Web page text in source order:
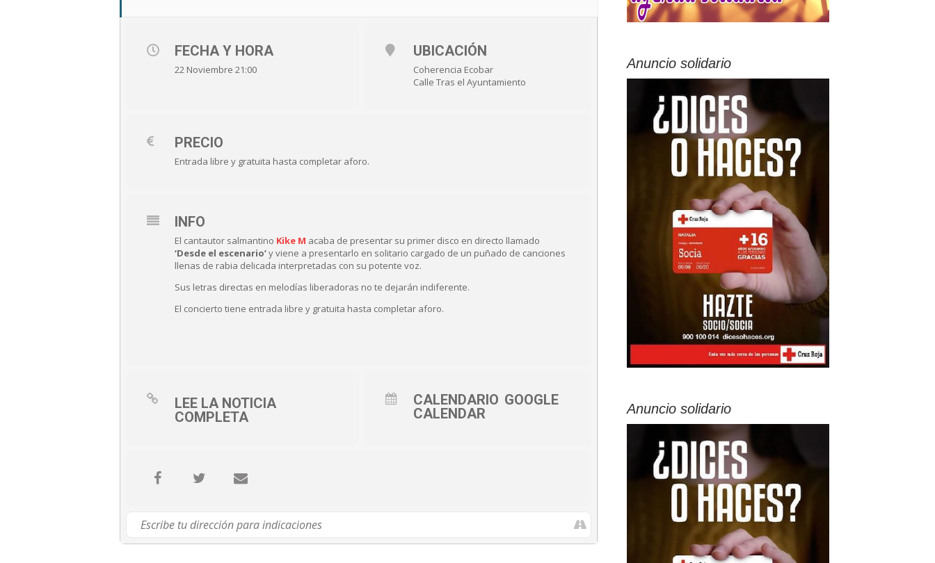
FECHA Y HORA
22 Noviembre 21:00
UBICACIÓN
Coherencia Ecobar
Calle Tras el Ayuntamiento
PRECIO
Entrada libre y gratuita hasta completar aforo.
INFO
El cantautor salmantino Kike M acaba de presentar su primer disco en directo llamado
‘Desde el escenario’y viene a presentarlo en solitario cargado de un puñado de canciones
llenas de rabia delicada interpretadas con su potente voz.
Sus letras directas en melodías liberadoras no te dejarán indiferente.
El concierto tiene entrada libre y gratuita hasta completar aforo.
LEE LA NOTICIA
COMPLETA
CALENDARIO GOOGLE
CALENDAR
Anuncio solidario
Anuncio solidario